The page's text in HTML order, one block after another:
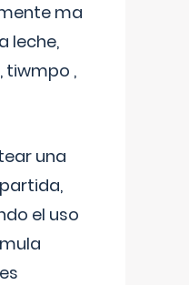
ma
leche,
tiwmpo ,
una
el uso